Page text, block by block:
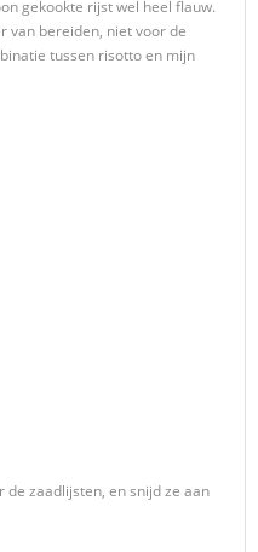
gekookte rijst wel heel flauw.
van bereiden, niet voor de
tussen risotto en mijn
zaadlijsten, en snijd ze aan